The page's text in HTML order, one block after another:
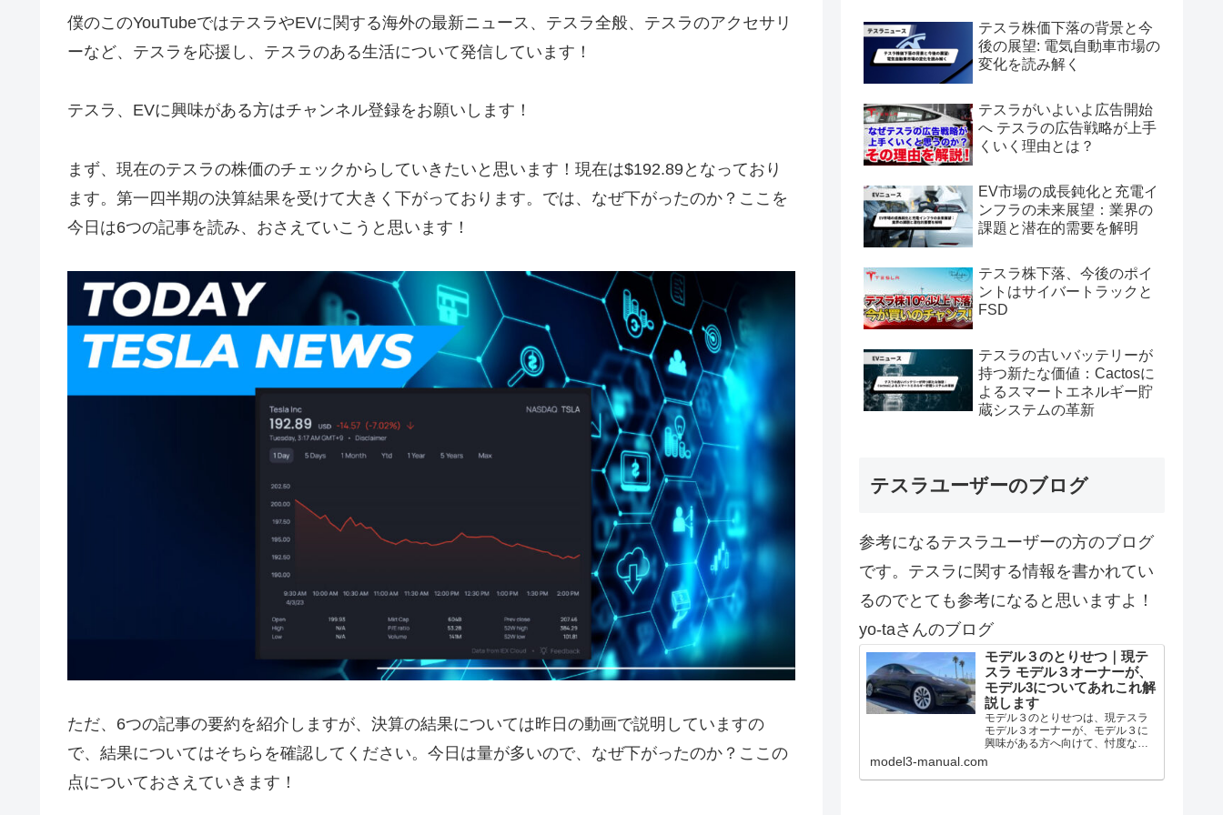
僕のこのYouTubeではテスラやEVに関する海外の最新ニュース、テスラ全般、テスラのアクセサリ
ーなど、テスラを応援し、テスラのある生活について発信しています！
テスラ、EVに興味がある方はチャンネル登録をお願いします！
まず、現在のテスラの株価のチェックからしていきたいと思います！現在は$192.89となっており
ます。第一四半期の決算結果を受けて大きく下がっております。では、なぜ下がったのか？ここを
今日は6つの記事を読み、おさえていこうと思います！
ただ、6つの記事の要約を紹介しますが、決算の結果については昨日の動画で説明していますの
で、結果についてはそちらを確認してください。今日は量が多いので、なぜ下がったのか？ここの
点についておさえていきます！
テスラ株価下落の背景と今
後の展望: 電気自動車市場の
変化を読み解く
テスラがいよいよ広告開始
へ テスラの広告戦略が上手
くいく理由とは？
EV市場の成長鈍化と充電イ
ンフラの未来展望：業界の
課題と潜在的需要を解明
テスラ株下落、今後のポイ
ントはサイバートラックと
FSD
テスラの古いバッテリーが
持つ新たな価値：Cactosに
よるスマートエネルギー貯
蔵システムの革新
テスラユーザーのブログ
参考になるテスラユーザーの方のブログ
です。テスラに関する情報を書かれてい
るのでとても参考になると思いますよ！
yo-taさんのブログ
モデル３のとりせつ｜現テ
スラ モデル３オーナーが、
モデル3についてあれこれ解
説します
モデル３のとりせつは、現テスラ
モデル３オーナーが、モデル３に
興味がある方へ向けて、忖度なし
います。モデル３の魅力にもっと
触れられること間違いなしです！
model3-manual.com